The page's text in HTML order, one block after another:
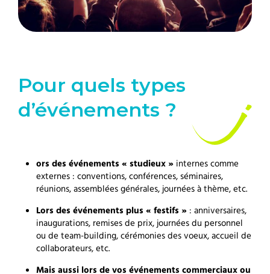
Pour quels types
d’événements ?
ors des événements « studieux » internes comme
externes : conventions, conférences, séminaires,
réunions, assemblées générales, journées à thème, etc.
Lors des événements plus « festifs » : anniversaires,
inaugurations, remises de prix, journées du personnel
ou de team-building, cérémonies des voeux, accueil de
collaborateurs, etc.
Mais aussi lors de vos événements commerciaux ou